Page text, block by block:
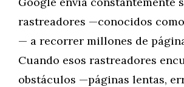
rastreadores —conocidos
— a recorrer millones de
Cuando esos rastreadores
obstáculos —páginas lentas,